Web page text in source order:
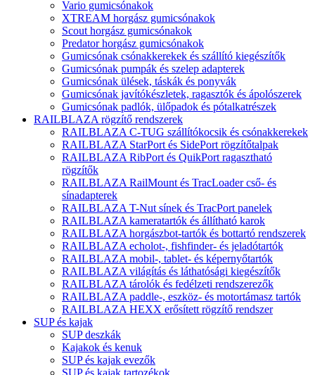
Vario gumicsónakok
XTREAM horgász gumicsónakok
Scout horgász gumicsónakok
Predator horgász gumicsónakok
Gumicsónak csónakkerekek és szállító kiegészítők
Gumicsónak pumpák és szelep adapterek
Gumicsónak ülések, táskák és ponyvák
Gumicsónak javítókészletek, ragasztók és ápolószerek
Gumicsónak padlók, ülőpadok és pótalkatrészek
RAILBLAZA rögzítő rendszerek
RAILBLAZA C-TUG szállítókocsik és csónakkerekek
RAILBLAZA StarPort és SidePort rögzítőtalpak
RAILBLAZA RibPort és QuikPort ragasztható
rögzítők
RAILBLAZA RailMount és TracLoader cső- és
sínadapterek
RAILBLAZA T-Nut sínek és TracPort panelek
RAILBLAZA kameratartók és állítható karok
RAILBLAZA horgászbot-tartók és bottartó rendszerek
RAILBLAZA echolot-, fishfinder- és jeladótartók
RAILBLAZA mobil-, tablet- és képernyőtartók
RAILBLAZA világítás és láthatósági kiegészítők
RAILBLAZA tárolók és fedélzeti rendszerezők
RAILBLAZA paddle-, eszköz- és motortámasz tartók
RAILBLAZA HEXX erősített rögzítő rendszer
SUP és kajak
SUP deszkák
Kajakok és kenuk
SUP és kajak evezők